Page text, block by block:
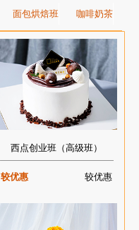
面包烘焙班 咖啡奶茶
西点创业班（高级班）
较优惠 较优惠